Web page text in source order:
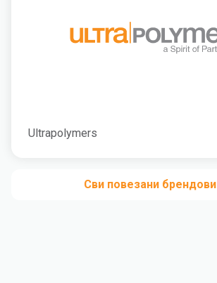
Ultrapolymers
Сви повезани брендови